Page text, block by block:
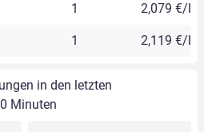
1 2,079 €/l
1 2,119 €/l
in den letzten
Minuten